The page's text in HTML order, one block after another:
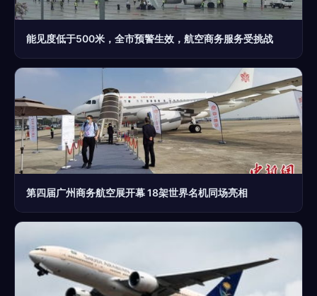
能见度低于500米，全市预警生效，航空商务服务受挑战
第四届广州商务航空展开幕 18架世界名机同场亮相